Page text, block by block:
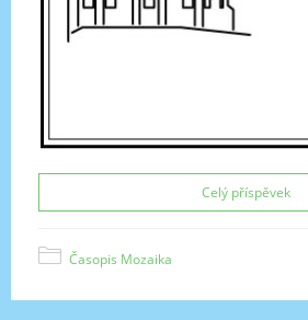
Celý příspěvek
Časopis Mozaika